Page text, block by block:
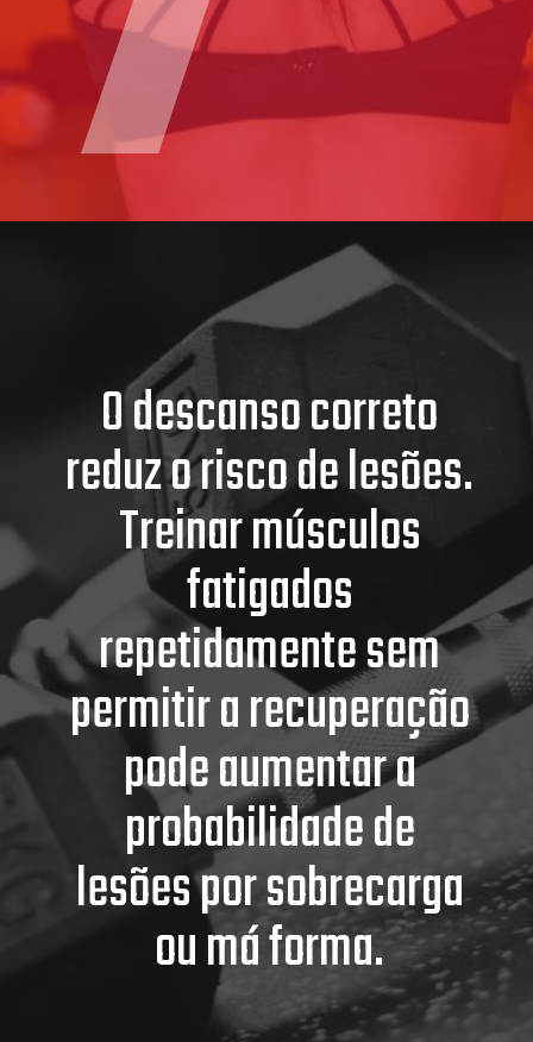
O descanso correto
reduz o risco de lesões.
Treinar músculos
fatigados
repetidamente sem
permitir a recuperação
pode aumentar a
probabilidade de
lesões por sobrecarga
ou má forma.